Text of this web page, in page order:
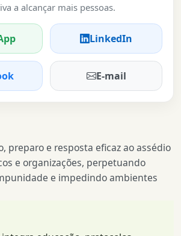
a alcançar mais pessoas.
LinkedIn
E-mail
preparo e resposta eficaz ao assédio
e organizações, perpetuando
e impedindo ambientes